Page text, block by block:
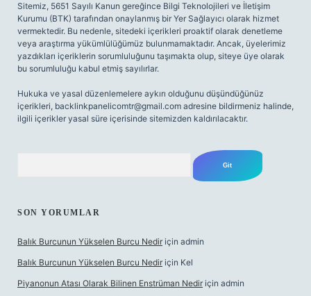
Sitemiz, 5651 Sayılı Kanun gereğince Bilgi Teknolojileri ve İletişim
Kurumu (BTK) tarafından onaylanmış bir Yer Sağlayıcı olarak hizmet
vermektedir. Bu nedenle, sitedeki içerikleri proaktif olarak denetleme
veya araştırma yükümlülüğümüz bulunmamaktadır. Ancak, üyelerimiz
yazdıkları içeriklerin sorumluluğunu taşımakta olup, siteye üye olarak
bu sorumluluğu kabul etmiş sayılırlar.
Hukuka ve yasal düzenlemelere aykırı olduğunu düşündüğünüz
içerikleri, backlinkpanelicomtr@gmail.com adresine bildirmeniz halinde,
ilgili içerikler yasal süre içerisinde sitemizden kaldırılacaktır.
SON YORUMLAR
Balık Burcunun Yükselen Burcu Nedir için admin
Balık Burcunun Yükselen Burcu Nedir için Kel
Piyanonun Atası Olarak Bilinen Enstrüman Nedir için admin